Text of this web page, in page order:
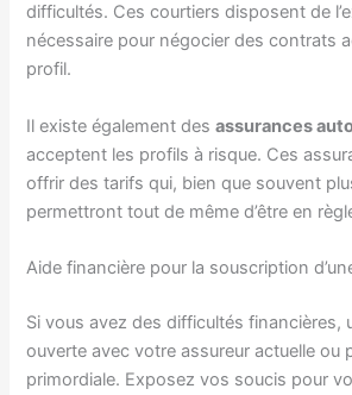
difficultés. Ces courtiers disposent de
nécessaire pour négocier des contrats
profil.
Il existe également desassurances
acceptent les profils à risque. Ces
offrir des tarifs qui, bien que souvent
permettront tout de même d’être en
Aide financière pour la souscription
Si vous avez des difficultés financières,
ouverte avec votre assureur actuelle ou
primordiale. Exposez vos soucis pour